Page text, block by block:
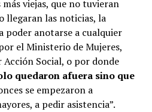
viejas, que no tuvieran
llegaran las noticias, la
poder anotarse a cualquier
el Ministerio de Mujeres,
Acción Social, o por donde
quedaron afuera sino que
se empezaron a
a pedir asistencia”.